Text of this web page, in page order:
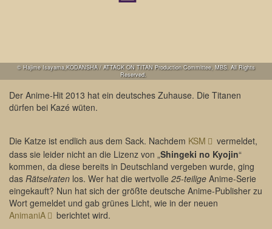
© Hajime Isayama,KODANSHA / ATTACK ON TITAN Production Committee, MBS. All Rights
Reserved.
Der Anime-Hit 2013 hat ein deutsches Zuhause. Die Titanen
dürfen bei Kazé wüten.
Die Katze ist endlich aus dem Sack. Nachdem KSM
vermeldet,
dass sie leider nicht an die Lizenz von „Shingeki no Kyojin“
kommen, da diese bereits in Deutschland vergeben wurde, ging
das Rätselraten los. Wer hat die wertvolle 25-teilige Anime-Serie
eingekauft? Nun hat sich der größte deutsche Anime-Publisher zu
Wort gemeldet und gab grünes Licht, wie in der neuen
AnimaniA
berichtet wird.